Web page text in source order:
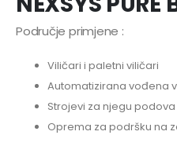
Područje primjene :
Viličari i paletni viličari
Automatizirana vođena
Strojevi za njegu
Oprema za podršku na